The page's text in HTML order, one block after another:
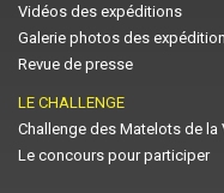
Vidéos des expéditions
Galerie photos des
Revue de presse
LE CHALLENGE
Challenge des Matelots de la
Le concours pour participer